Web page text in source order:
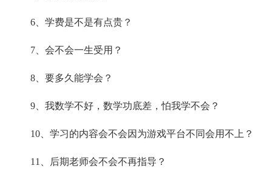
6、学费是不是有点贵？
7、会不会一生受用？
8、要多久能学会？
9、我数学不好，数学功底差，怕我学不会？
10、学习的内容会不会因为游戏平台不同会用不上？
11、后期老师会不会不再指导？